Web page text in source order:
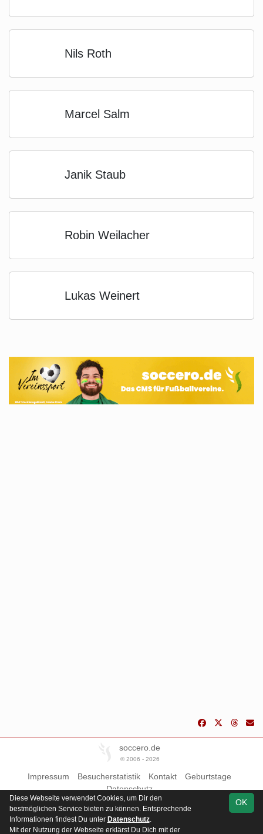
Nils Roth
Marcel Salm
Janik Staub
Robin Weilacher
Lukas Weinert
soccero.de
© 2006 - 2026
Impressum Besucherstatistik Kontakt
Geburtstage
Datenschutz
OK
Diese Webseite verwendet Cookies, um Dir den
bestmöglichen Service bieten zu können. Entsprechende
Informationen findest Du unter Datenschutz.
Mit der Nutzung der Webseite erklärst Du Dich mit der